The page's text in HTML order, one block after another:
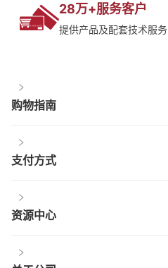
28万+服务客户
提供产品及配套技术服务
购物指南
支付方式
资源中心